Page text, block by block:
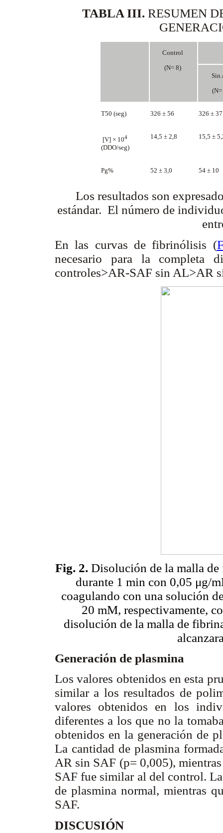
TABLA III. RESUMEN
Control
(N= 8)
Sin
T50 (seg) 326 ± 56 326 ±
[V] × 104
(DDO/seg)
14,5 ± 2,8 15,5 ±
Pg% 52 ± 3,0 54 ± 10
Los resultados son
estándar. El número de
En las curvas de fibrinólisis (
necesario para la completa
controles>AR-SAF sin AL>AR
Fig. 2. Disolución de la malla
durante 1 min con 0,05 μg/
coagulando con una solución
20 mM, respectivamente,
disolución de la malla de
Generación de plasmina
Los valores obtenidos en esta
similar a los resultados de
valores obtenidos en los
diferentes a los que no la
obtenidos en la generación de
La cantidad de plasmina
AR sin SAF (p= 0,005),
SAF fue similar al del control.
de plasmina normal, mientras
SAF.
DISCUSIÓN